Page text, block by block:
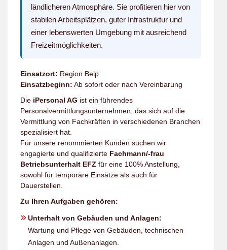
ländlicheren Atmosphäre. Sie profitieren hier von
stabilen Arbeitsplätzen, guter Infrastruktur und
einer lebenswerten Umgebung mit ausreichend
Freizeitmöglichkeiten.
Einsatzort: Region Belp
Einsatzbeginn: Ab sofort oder nach Vereinbarung
Die iPersonal AG ist ein führendes
Personalvermittlungsunternehmen, das sich auf die
Vermittlung von Fachkräften in verschiedenen Branchen
spezialisiert hat.
Für unsere renommierten Kunden suchen wir
engagierte und qualifizierte Fachmann/-frau
Betriebsunterhalt EFZ für eine 100% Anstellung,
sowohl für temporäre Einsätze als auch für
Dauerstellen.
Zu Ihren Aufgaben gehören:
Unterhalt von Gebäuden und Anlagen:
Wartung und Pflege von Gebäuden, technischen
Anlagen und Außenanlagen.